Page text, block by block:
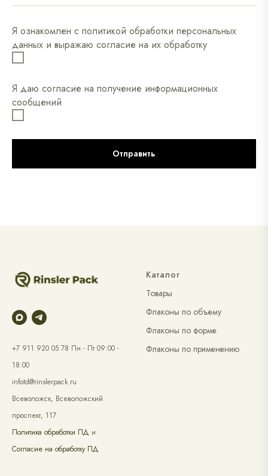
Я ознакомлен с политикой обработки персональных
данных и выражаю согласие на их обработку
Я даю согласие на получение информационных
сообщений
Отправить
+7 911 920 05 78 Пн - Пт 09:00 -
18:00
infotd@rinslerpack.ru
Всеволожск, Всеволожский
проспект, 117
Политика обработки ПД и
Согласие на обработку ПД
Каталог
Товары
Флаконы по объему
Флаконы по форме
Флаконы по применению